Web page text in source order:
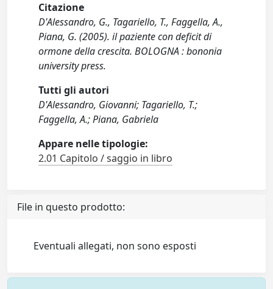
Citazione
D'Alessandro, G., Tagariello, T., Faggella, A.,
Piana, G. (2005). il paziente con deficit di
ormone della crescita. BOLOGNA : bononia
university press.
Tutti gli autori
D'Alessandro, Giovanni; Tagariello, T.;
Faggella, A.; Piana, Gabriela
Appare nelle tipologie:
2.01 Capitolo / saggio in libro
File in questo prodotto:
Eventuali allegati, non sono esposti